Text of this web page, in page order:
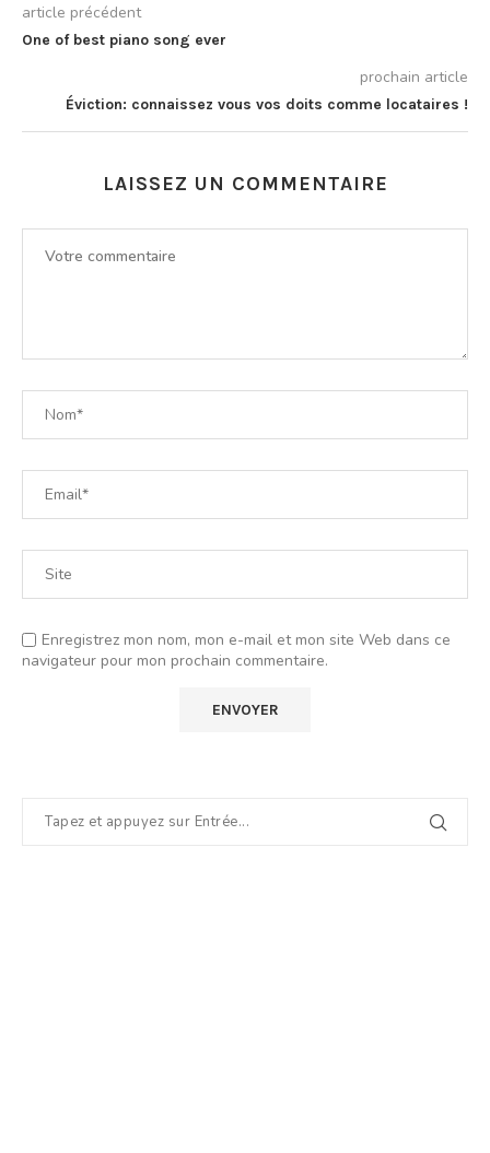
article précédent
One of best piano song ever
prochain article
Éviction: connaissez vous vos doits comme locataires !
LAISSEZ UN COMMENTAIRE
Enregistrez mon nom, mon e-mail et mon site Web dans ce
navigateur pour mon prochain commentaire.